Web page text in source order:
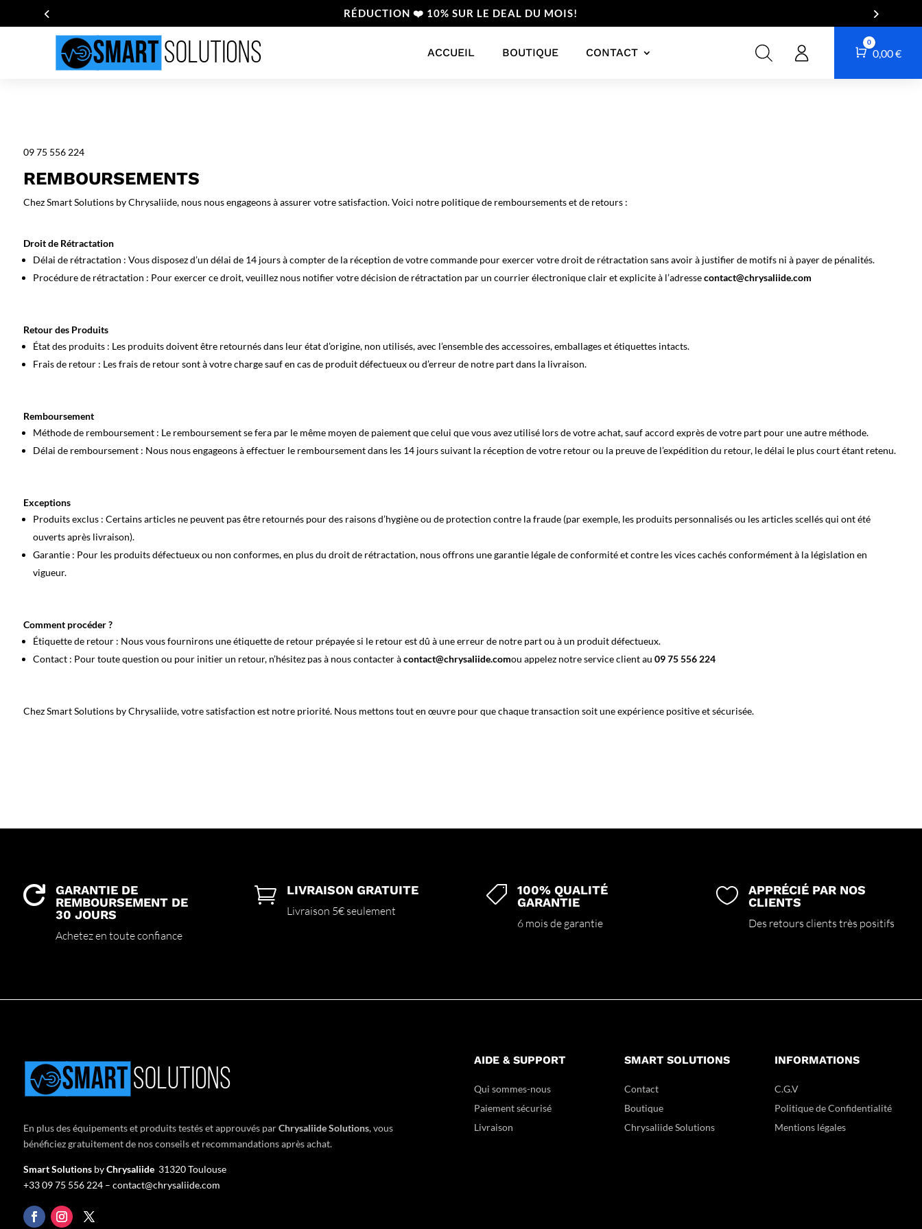
RÉDUCTION ❤️ 10% SUR LE DEAL DU MOIS!
ACCUEIL BOUTIQUE CONTACT Panier
0
0,00€
09 75 556 224
REMBOURSEMENTS
ChezSmart Solutions by Chrysaliide, nous nous engageons à assurer votre satisfaction. Voici notre politique de remboursements et de retours :
Droit de Rétractation
Délai de rétractation : Vous disposez d’un délai de 14 jours à compter de la réception de votre commande pour exercer votre droit de rétractation sans avoir à justifier de motifs ni à payer de pénalités.
Procédure de rétractation : Pour exercer ce droit, veuillez nous notifier votre décision de rétractation par un courrier électronique clair et explicite à l’adressecontact@chrysaliide.com
Retour des Produits
État des produits: Les produits doivent être retournés dans leur état d’origine, non utilisés, avec l’ensemble des accessoires, emballages et étiquettes intacts.
Frais de retour: Les frais de retour sont à votre charge sauf en cas de produit défectueux ou d’erreur de notre part dans la livraison.
Remboursement
Méthode de remboursement: Le remboursement se fera par le même moyen de paiement que celui que vous avez utilisé lors de votre achat, sauf accord exprès de votre part pour une autre méthode.
Délai de remboursement: Nous nous engageons à effectuer le remboursement dans les 14 jours suivant la réception de votre retour ou la preuve de l’expédition du retour, le délai le plus court étant retenu.
Exceptions
Produits exclus: Certains articles ne peuvent pas être retournés pour des raisons d’hygiène ou de protection contre la fraude (par exemple, les produits personnalisés ou les articles scellés qui ont été
ouverts après livraison).
Garantie: Pour les produits défectueux ou non conformes, en plus du droit de rétractation, nous offrons une garantie légale de conformité et contre les vices cachés conformément à la législation en
vigueur.
Comment procéder ?
Étiquette de retour: Nous vous fournirons une étiquette de retour prépayée si le retour est dû à une erreur de notre part ou à un produit défectueux.
Contact: Pour toute question ou pour initier un retour, n’hésitez pas à nous contacter àcontact@chrysaliide.comou appelez notre service client au 09 75 556 224
ChezSmart Solutions by Chrysaliide, votre satisfaction est notre priorité. Nous mettons tout en œuvre pour que chaque transaction soit une expérience positive et sécurisée.

GARANTIE DE
REMBOURSEMENT DE
30 JOURS
Achetez en toute confiance
 LIVRAISON GRATUITE
Livraison 5€ seulement

100% QUALITÉ
GARANTIE
6 mois de garantie

APPRÉCIÉ PAR NOS
CLIENTS
Des retours clients très positifs
En plus des équipements et produits testés et approuvés parChrysaliide Solutions,vous
bénéficiez gratuitement de nos conseils et recommandations après achat.
Smart Solutions byChrysaliide 31320 Toulouse
+3309 75 556 224 – contact@chrysaliide.com
AIDE & SUPPORT
Qui sommes-nous
Paiement sécurisé
Livraison
SMART SOLUTIONS
Contact
Boutique
Chrysaliide Solutions
INFORMATIONS
C.G.V
Politique de Confidentialité
Mentions légales